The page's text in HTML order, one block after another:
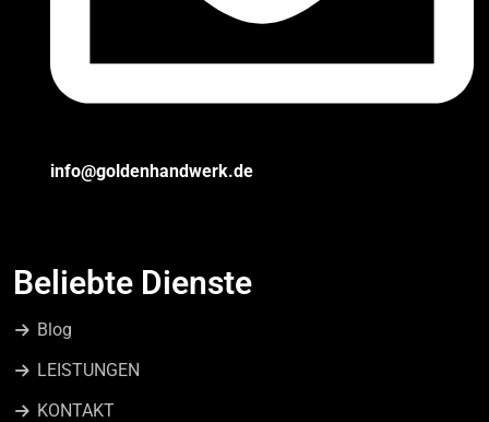
info@goldenhandwerk.de
Beliebte Dienste
Blog
LEISTUNGEN
KONTAKT